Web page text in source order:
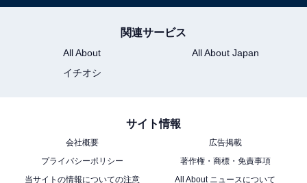
関連サービス
All About
All About Japan
イチオシ
サイト情報
会社概要
広告掲載
プライバシーポリシー
著作権・商標・免責事項
当サイトの情報についての注意
All About ニュースについて